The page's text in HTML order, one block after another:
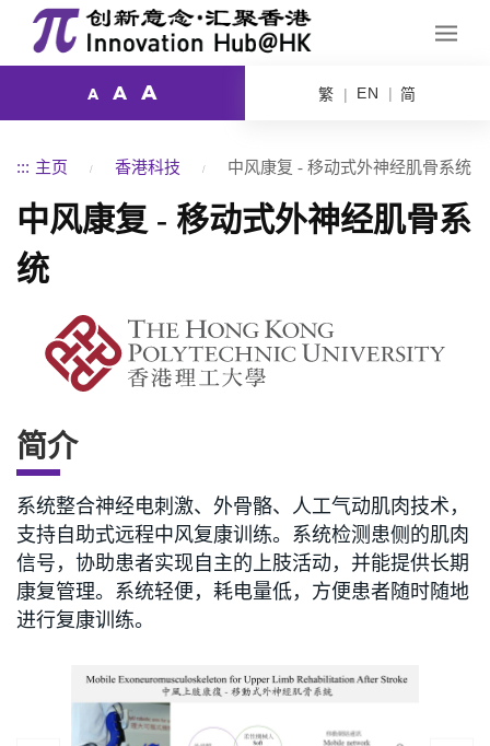
A A A 繁 EN 简
::: 主页 香港科技 中风康复 - 移动式外神经肌骨系统
中风康复 - 移动式外神经肌骨系
统
简介
系统整合神经电刺激、外骨骼、人工气动肌肉技术，
支持自助式远程中风复康训练。系统检测患侧的肌肉
信号，协助患者实现自主的上肢活动，并能提供长期
康复管理。系统轻便，耗电量低，方便患者随时随地
进行复康训练。